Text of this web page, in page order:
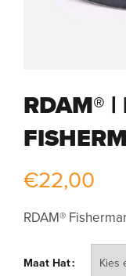
RDAM® |
€22,00
RDAM®
Maat Hat